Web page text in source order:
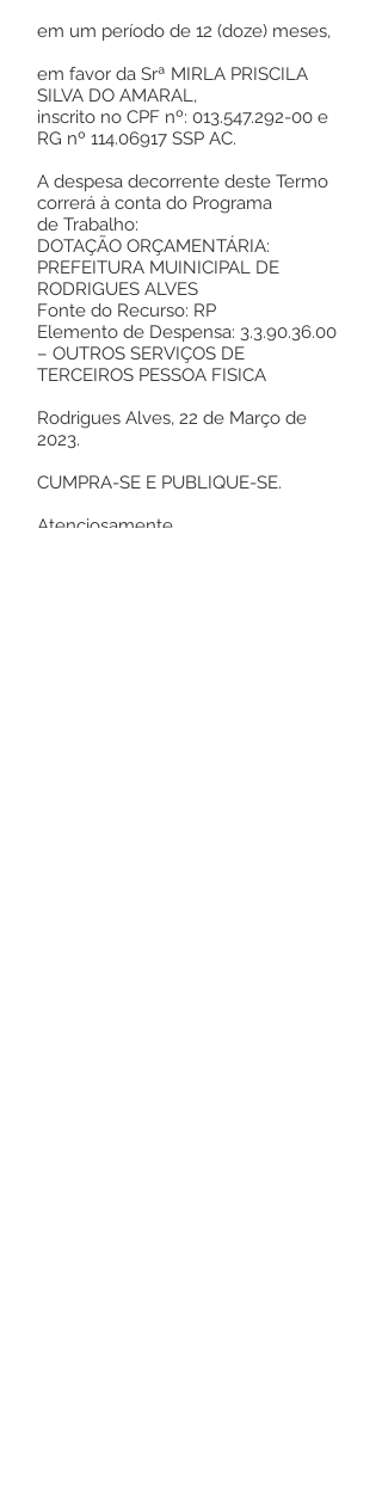
em um período de 12 (doze) meses,
em favor da Srª MIRLA PRISCILA
SILVA DO AMARAL,
inscrito no CPF nº: 013.547.292-00 e
RG nº 114.06917 SSP AC.
A despesa decorrente deste Termo
correrá à conta do Programa
de Trabalho:
DOTAÇÃO ORÇAMENTÁRIA:
PREFEITURA MUINICIPAL DE
RODRIGUES ALVES
Fonte do Recurso: RP
Elemento de Despensa: 3.3.90.36.00
– OUTROS SERVIÇOS DE
TERCEIROS PESSOA FISICA
Rodrigues Alves, 22 de Março de
2023.
CUMPRA-SE E PUBLIQUE-SE.
Atenciosamente,